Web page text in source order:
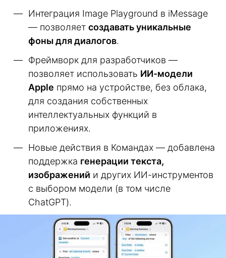
Интеграция Image Playground в iMessage
— позволяет создавать уникальные
фоны для диалогов.
Фреймворк для разработчиков —
позволяет использовать ИИ-модели
Apple прямо на устройстве, без облака,
для создания собственных
интеллектуальных функций в
приложениях.
Новые действия в Командах — добавлена
поддержка генерации текста,
изображений и других ИИ-инструментов
с выбором модели (в том числе
ChatGPT).